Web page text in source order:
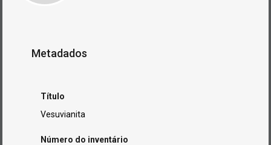
Metadados
Título
Vesuvianita
Número do inventário